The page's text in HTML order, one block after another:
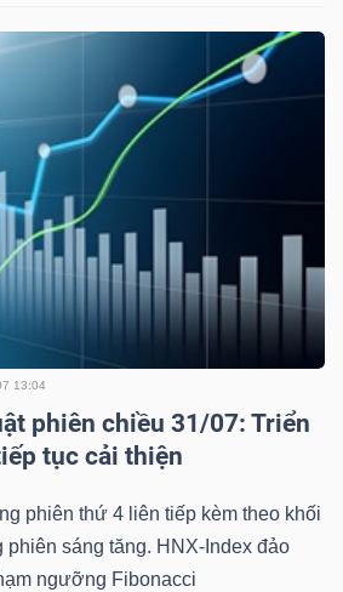
13:04
phiên chiều 31/07: Triển
tục cải thiện
phiên thứ 4 liên tiếp kèm theo khối
phiên sáng tăng. HNX-Index đảo
ngưỡng Fibonacci